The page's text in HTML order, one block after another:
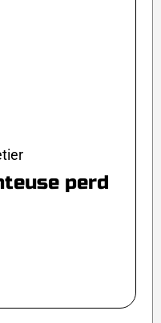
perd